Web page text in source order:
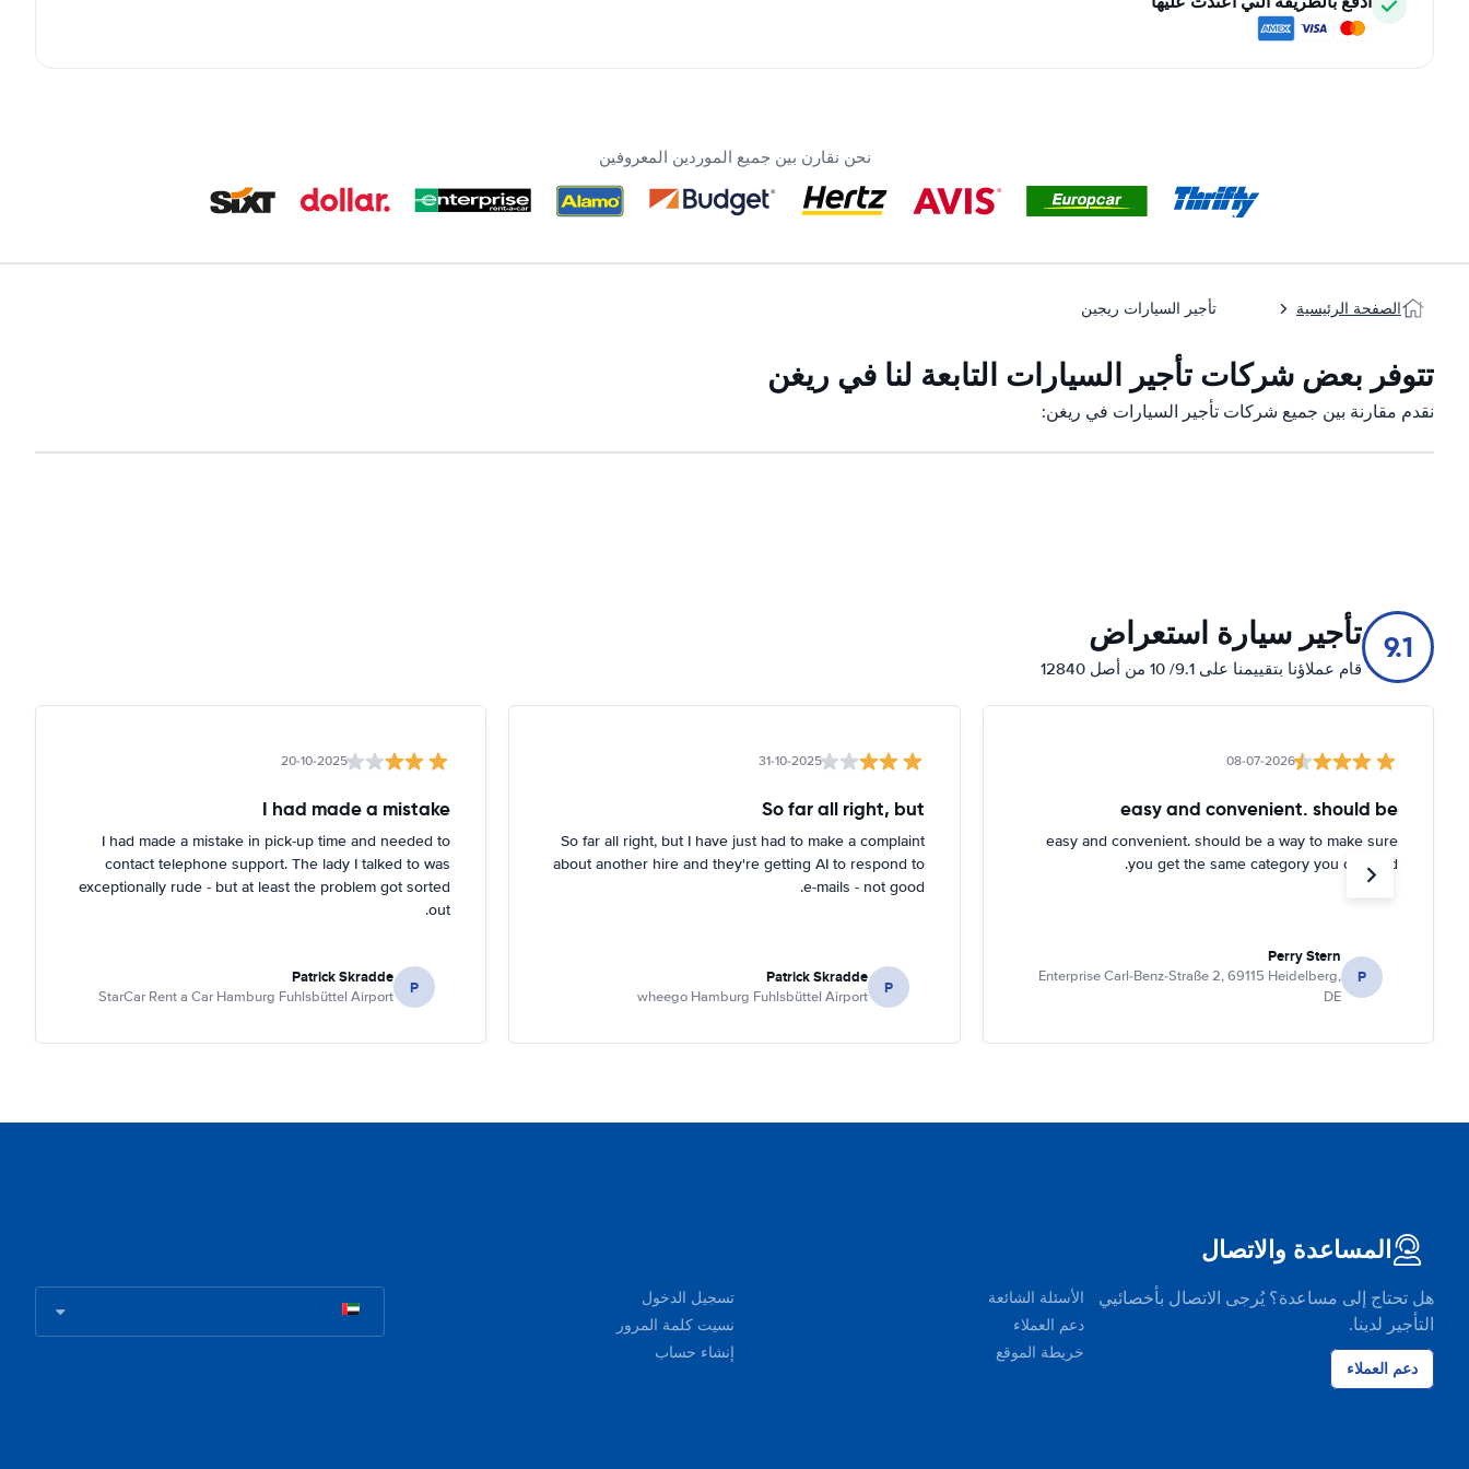
نحن نقارن بين جميع الموردين المعروفين
الصفحة الرئيسية تأجير السيارات ريجين
تتوفر بعض شركات تأجير السيارات التابعة لنا في ريغن
نقدم مقارنة بين جميع شركات تأجير السيارات في ريغن:
9.1 تأجير سيارة استعراض
قام عملاؤنا بتقييمنا على 9.1/ 10 من أصل 12840
08-07-2026
easy and convenient. should be
easy and convenient. should be a way to make sure
you get the same category you ordered.
P
Perry Stern
Enterprise Carl-Benz-Straße 2, 69115 Heidelberg,
DE
31-10-2025
So far all right, but
So far all right, but I have just had to make a complaint
about another hire and they're getting AI to respond to
e-mails - not good.
P
Patrick Skradde
wheego Hamburg Fuhlsbüttel Airport
20-10-2025
I had made a mistake
I had made a mistake in pick-up time and needed to
contact telephone support. The lady I talked to was
exceptionally rude - but at least the problem got sorted
out.
P
Patrick Skradde
StarCar Rent a Car Hamburg Fuhlsbüttel Airport
المساعدة والاتصال
هل تحتاج إلى مساعدة؟ يُرجى الاتصال بأخصائيي
التأجير لدينا.
دعم العملاء
الأسئلة الشائعة
دعم العملاء
خريطة الموقع
تسجيل الدخول
نسيت كلمة المرور
إنشاء حساب